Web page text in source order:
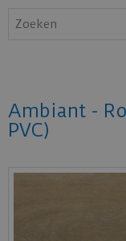
Ambiant -
PVC)